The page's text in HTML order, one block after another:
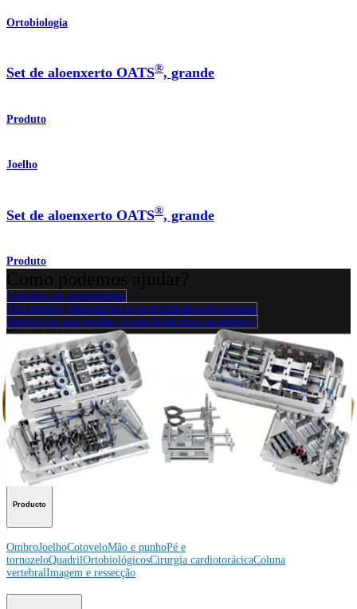
Ortobiologia
Set de aloenxerto OATS®, grande
Produto
Joelho
Set de aloenxerto OATS®, grande
Produto
Contacte um representante
Veja eventos, laboratórios e oportunidades educacionais
Inscreva-se para receber: O que há de novo na Arthrex?
Conecte-se conosco
Procedimento
OmbroJoelhoCotoveloMão e punho Pé e
tornozeloQuadrilOrtobiológicos Cirurgia cardiotorácica Coluna vertebral
Producto
OmbroJoelhoCotoveloMão e punhoPé e
tornozeloQuadrilOrtobiológicosCirurgia cardiotorácicaColuna
vertebralImagem e ressecção